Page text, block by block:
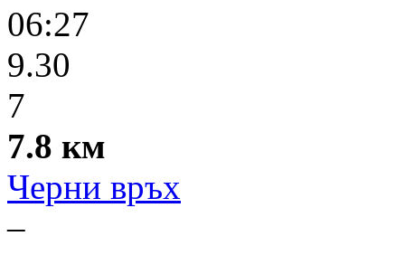
06:27
9.30
7
7.8 км
Черни връх
–